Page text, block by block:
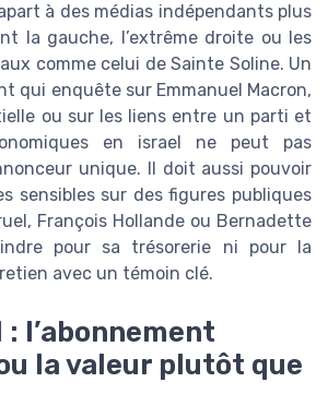
à des médias indépendants plus
la gauche, l’extrême droite ou les
comme celui de Sainte Soline. Un
qui enquête sur Emmanuel Macron,
ou sur les liens entre un parti et
en israel ne peut pas
unique. Il doit aussi pouvoir
sensibles sur des figures publiques
François Hollande ou Bernadette
pour sa trésorerie ni pour la
avec un témoin clé.
: l’abonnement
la valeur plutôt que